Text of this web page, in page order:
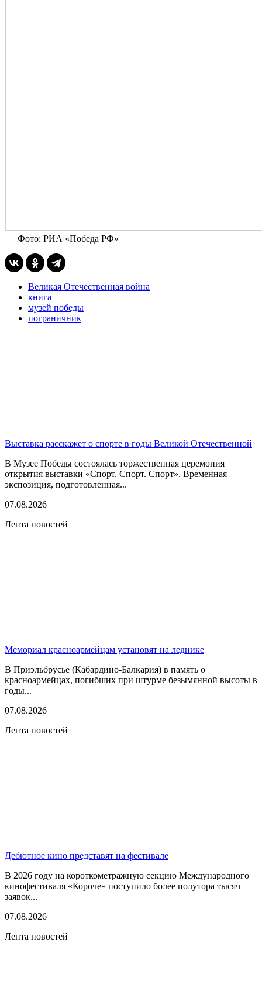
Фото: РИА «Победа РФ»
Великая Отечественная война
книга
музей победы
пограничник
Выставка расскажет о спорте в годы Великой Отечественной
В Музее Победы состоялась торжественная церемония
открытия выставки «Спорт. Спорт. Спорт». Временная
экспозиция, подготовленная...
07.08.2026
Лента новостей
Мемориал красноармейцам установят на леднике
В Приэльбрусье (Кабардино-Балкария) в память о
красноармейцах, погибших при штурме безымянной высоты в
годы...
07.08.2026
Лента новостей
Дебютное кино представят на фестивале
В 2026 году на короткометражную секцию Международного
кинофестиваля «Короче» поступило более полутора тысяч
заявок...
07.08.2026
Лента новостей